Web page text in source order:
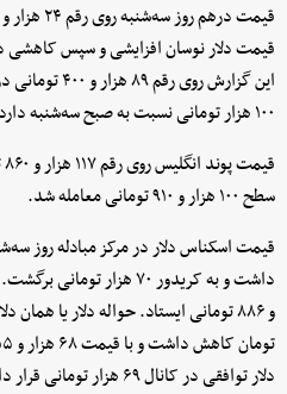
قیمت دلار نوسان افزایشی و سپس
این گزارش روی
۱۰۰ هزار تومانی نسبت به صبح سه‌شنبه دارد.
سطح ۱۰۰ هزار و ۹۱۰ تومانی معامله شد.
دلار توافقی در کانال ۶۹ هزار تومانی قرار داشت.